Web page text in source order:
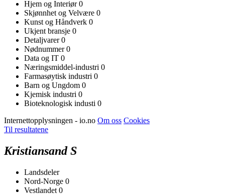
Hjem og Interiør0
Skjønnhet og Velvære 0
Kunst og Håndverk 0
Ukjent bransje 0
Detaljvarer0
Nødnummer0
Data og IT 0
Næringsmiddel-industri 0
Farmasøytisk industri 0
Barn og Ungdom 0
Kjemisk industri 0
Bioteknologisk industi 0
Internettopplysningen - io.no Om oss Cookies
Til resultatene
Kristiansand S
Landsdeler
Nord-Norge 0
Vestlandet 0